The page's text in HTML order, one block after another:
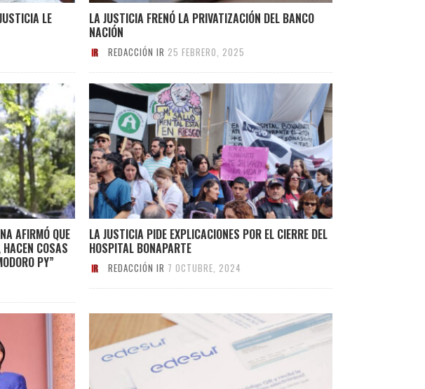
LE
LA JUSTICIA FRENÓ LA PRIVATIZACIÓN DEL BANCO
NACIÓN
REDACCIÓN IR 25 FEBRERO, 2025
AFIRMÓ QUE
COSAS
PY”
LA JUSTICIA PIDE EXPLICACIONES POR EL CIERRE DEL
HOSPITAL BONAPARTE
REDACCIÓN IR 7 OCTUBRE, 2024